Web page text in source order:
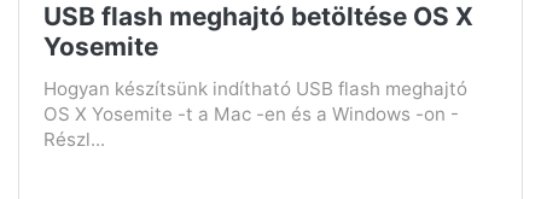
USB flash meghajtó betöltése OS X
Yosemite
Hogyan készítsünk indítható USB flash meghajtó
OS X Yosemite -t ​​a Mac -en és a Windows -on -
Részl...